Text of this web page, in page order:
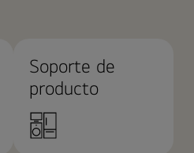
Soporte de
producto